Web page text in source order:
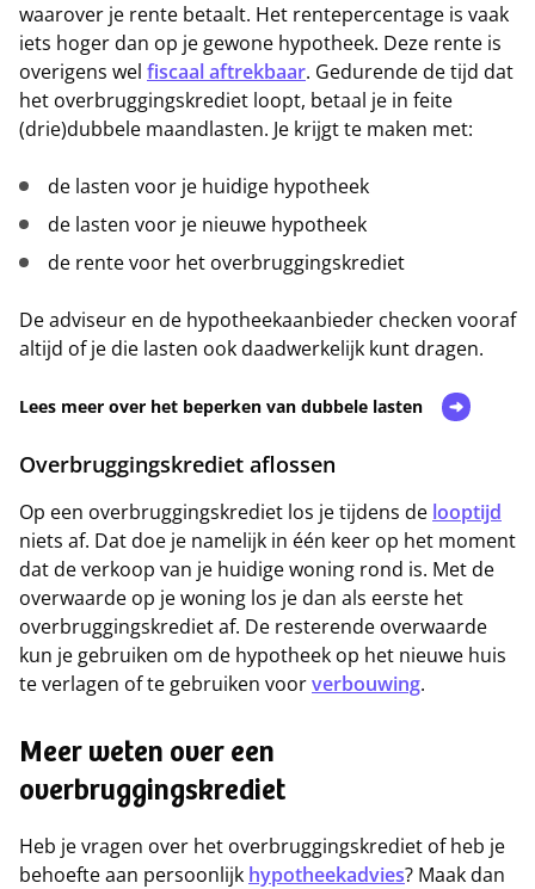
waarover je rente betaalt. Het rentepercentage is vaak
iets hoger dan op je gewone hypotheek. Deze rente is
overigens wel fiscaal aftrekbaar. Gedurende de tijd dat
het overbruggingskrediet loopt, betaal je in feite
(drie)dubbele maandlasten. Je krijgt te maken met:
de lasten voor je huidige hypotheek
de lasten voor je nieuwe hypotheek
de rente voor het overbruggingskrediet
De adviseur en de hypotheekaanbieder checken vooraf
altijd of je die lasten ook daadwerkelijk kunt dragen.
Lees meer over het beperken van dubbele lasten
Overbruggingskrediet aflossen
Op een overbruggingskrediet los je tijdens de looptijd
niets af. Dat doe je namelijk in één keer op het moment
dat de verkoop van je huidige woning rond is. Met de
overwaarde op je woning los je dan als eerste het
overbruggingskrediet af. De resterende overwaarde
kun je gebruiken om de hypotheek op het nieuwe huis
te verlagen of te gebruiken voorverbouwing.
Meer weten over een
overbruggingskrediet
Heb je vragen over het overbruggingskrediet of heb je
behoefte aan persoonlijk hypotheekadvies? Maak dan